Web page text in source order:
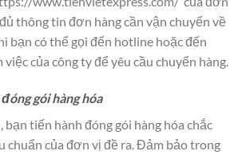
thông tin đơn hàng cần vận chuyển về
bạn có thể gọi đến hotline hoặc đến
của công ty để yêu cầu chuyển hàng.
gói hàng hóa
bạn tiến hành đóng gói hàng hóa chắc
chuẩn của đơn vị đề ra. Đảm bảo trong